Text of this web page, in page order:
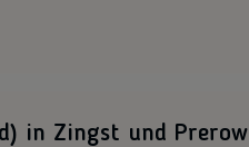
in Zingst und Prerow